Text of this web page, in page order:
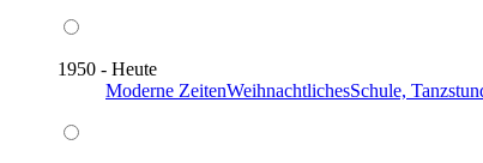
1950 - Heute
Moderne ZeitenWeihnachtlichesSchule,